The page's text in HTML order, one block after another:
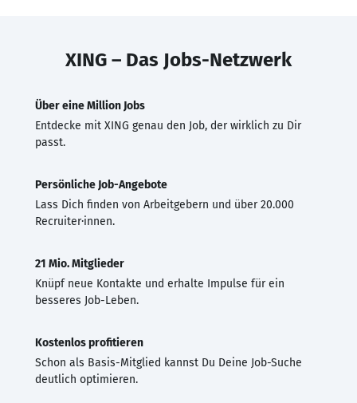
XING – Das Jobs-Netzwerk
Über eine Million Jobs
Entdecke mit XING genau den Job, der wirklich zu Dir
passt.
Persönliche Job-Angebote
Lass Dich finden von Arbeitgebern und über 20.000
Recruiter·innen.
21 Mio. Mitglieder
Knüpf neue Kontakte und erhalte Impulse für ein
besseres Job-Leben.
Kostenlos profitieren
Schon als Basis-Mitglied kannst Du Deine Job-Suche
deutlich optimieren.